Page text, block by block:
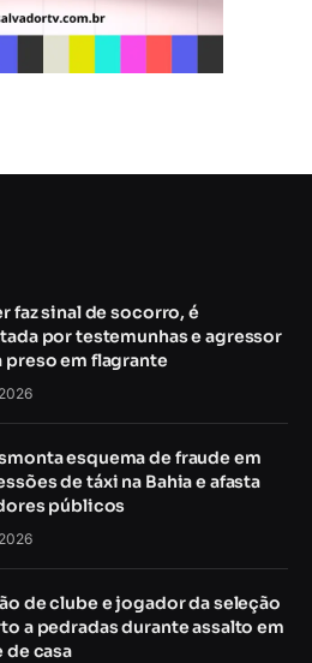
faz sinal de socorro, é
por testemunhas e agressor
preso em flagrante
esquema de fraude em
de táxi na Bahia e afasta
públicos
de clube e jogador da seleção
a pedradas durante assalto em
de casa